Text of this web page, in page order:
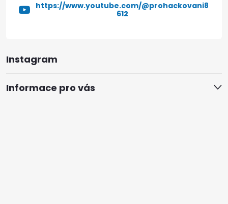
Instagram
Informace pro vás
https://www.youtube.com/@prohackovani8
612